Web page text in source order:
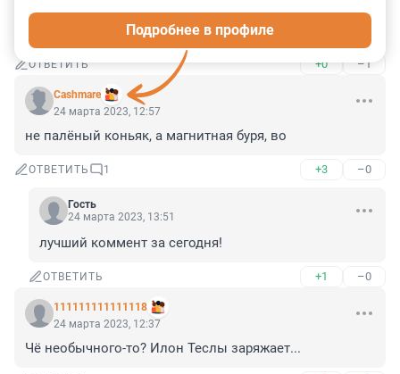
Не "корональные", а "коронарные")
ОТВЕТИТЬ +0 –1
Cashmare
Подробнее в профиле
24 марта 2023, 12:57
не палёный коньяк, а магнитная буря, во
ОТВЕТИТЬ 1 +3 –0
Гость
24 марта 2023, 13:51
лучший коммент за сегодня!
ОТВЕТИТЬ +1 –0
111111111111118
24 марта 2023, 12:37
Чё необычного-то? Илон Теслы заряжает...